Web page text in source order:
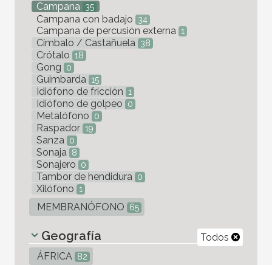
Campana 35
Campana con badajo 34
Campana de percusión externa 1
Címbalo / Castañuela 38
Crótalo 18
Gong 0
Guimbarda 15
Idiófono de fricción 1
Idiófono de golpeo 0
Metalófono 0
Raspador 19
Sanza 0
Sonaja 8
Sonajero 0
Tambor de hendidura 0
Xilófono 1
MEMBRANÓFONO 65
Todos
Geografía
ÁFRICA 82